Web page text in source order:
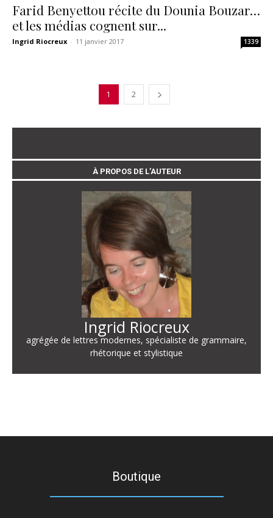
Farid Benyettou récite du Dounia Bouzar…
et les médias cognent sur...
Ingrid Riocreux - 11 janvier 2017 1339
1 2
À PROPOS DE L’AUTEUR
Ingrid Riocreux
agrégée de lettres modernes, spécialiste de grammaire,
rhétorique et stylistique
Boutique